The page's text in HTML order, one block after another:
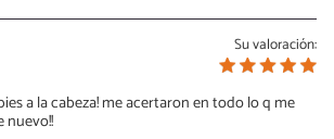
Su valoración:
a la cabeza! me acertaron en todo lo q me
nuevo!!